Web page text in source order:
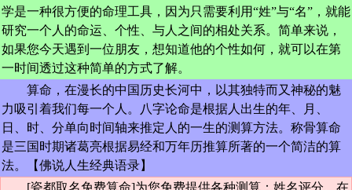
学是一种很方便的命理工具，因为只需要利用“姓”与“名”，就能
研究一个人的命运、个性、与人之间的相处关系。简单来说，
如果您今天遇到一位朋友，想知道他的个性如何，就可以在第
一时间透过这种简单的方式了解。
算命，在漫长的中国历史长河中，以其独特而又神秘的魅
力吸引着我们每一个人。八字论命是根据人出生的年、月、
日、时、分单向时间轴来推定人的一生的测算方法。称骨算命
是三国时期诸葛亮根据易经和万年历推算所著的一个简洁的算
法。【佛说人生经典语录】
[瓷都取名免费算命]为您免费提供各种测算：姓名评分、在